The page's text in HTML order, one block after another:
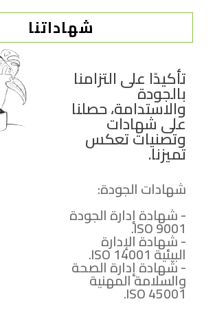
شهاداتنا
تأكيدًا على التزامنا
بالجودة
والاستدامة، حصلنا
على شهادات
وتصنيات تعكس
تميزنا.
شهادات الجودة:
- شهادة إدارة الجودة
ISO 9001.
- شهادة الإدارة
البيئية ISO 14001.
- شهادة إدارة الصحة
والسلامة المهنية
ISO 45001.